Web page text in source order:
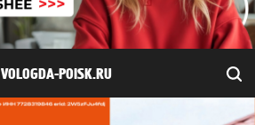
VOLOGDA-POISK.RU